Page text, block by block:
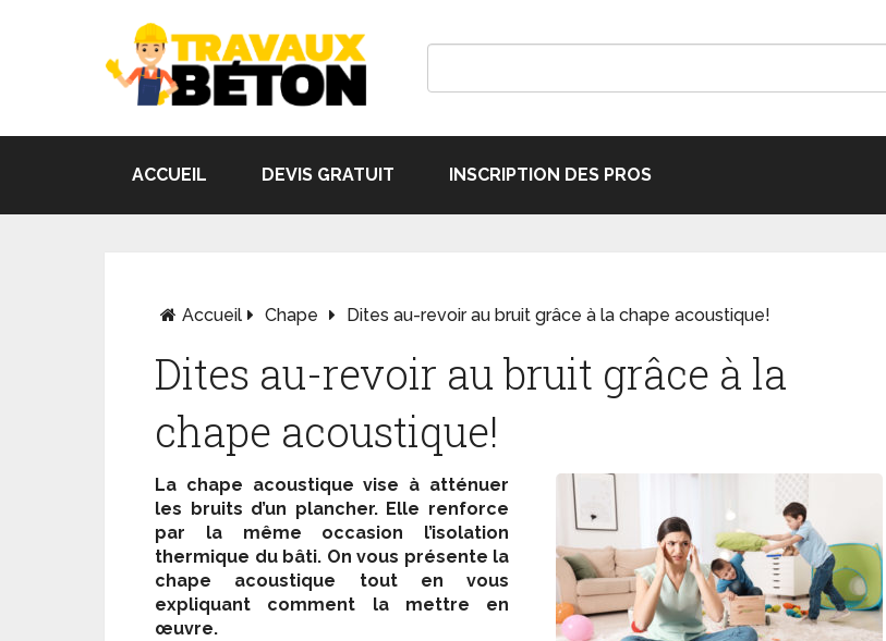
ACCUEIL DEVIS GRATUIT INSCRIPTION DES PROS
Accueil Chape Dites au-revoir au bruit grâce à la chape acoustique!
Dites au-revoir au bruit grâce à la
chape acoustique!
La chape acoustique vise à atténuer
les bruits d’un plancher. Elle renforce
par la même occasion l’isolation
thermique du bâti. On vous présente la
chape acoustique tout en vous
expliquant comment la mettre en
œuvre.